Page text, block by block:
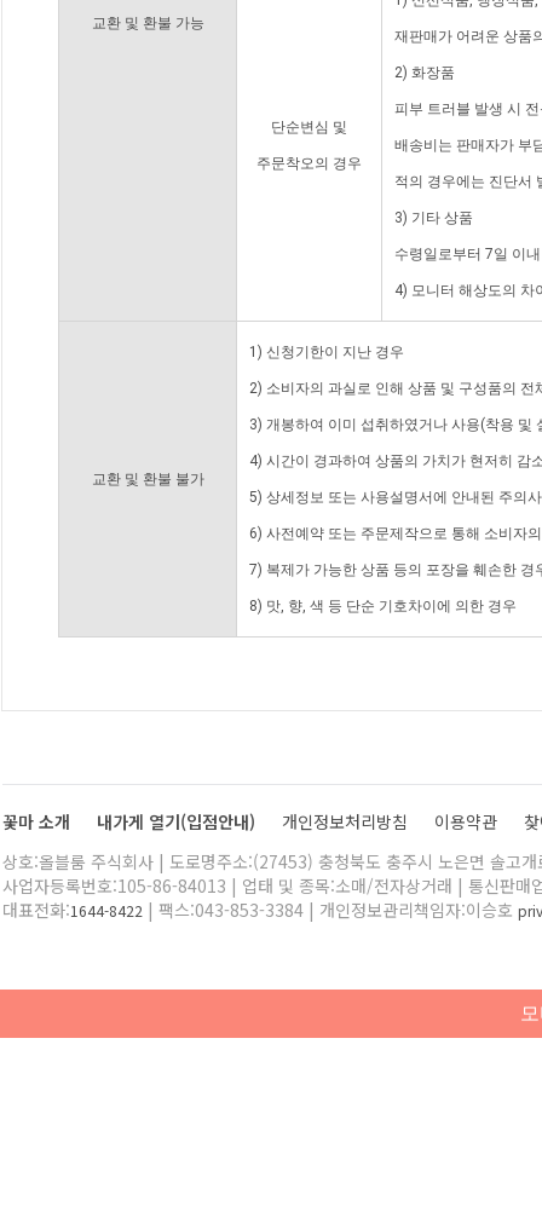
교환 및 환불 가능
단순변심 및
주문착오의 경우
재판매가 어려운 상품
2) 화장품
피부 트러블 발생 시
배송비는 판매자가 부
적의 경우에는 진단서
3) 기타 상품
수령일로부터 7일 이
4) 모니터 해상도의 차
교환 및 환불 불가
1) 신청기한이 지난 경우
2) 소비자의 과실로 인해 상품 및 구성품의
3) 개봉하여 이미 섭취하였거나 사용(착용 및
4) 시간이 경과하여 상품의 가치가 현저히 감
5) 상세정보 또는 사용설명서에 안내된 주의
6) 사전예약 또는 주문제작으로 통해 소비자
7) 복제가 가능한 상품 등의 포장을 훼손한 경
8) 맛, 향, 색 등 단순 기호차이에 의한 경우
꽃마 소개 내가게 열기(입점안내) 개인정보처리방침 이용약관
상호:올블룸 주식회사 | 도로명주소:(27453) 충청북도 충주시 노은면 솔고
사업자등록번호:105-86-84013 | 업태 및 종목:소매/전자상거래 | 통신판매
대표전화:1644-8422 | 팩스:043-853-3384 | 개인정보관리책임자:이승호